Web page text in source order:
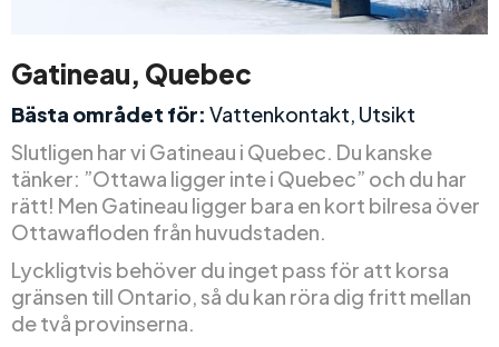
Gatineau, Quebec
Bästa området för: Vattenkontakt, Utsikt
Slutligen har vi Gatineau i Quebec. Du kanske
tänker: ”Ottawa ligger inte i Quebec” och du har
rätt! Men Gatineau ligger bara en kort bilresa över
Ottawafloden från huvudstaden.
Lyckligtvis behöver du inget pass för att korsa
gränsen till Ontario, så du kan röra dig fritt mellan
de två provinserna.